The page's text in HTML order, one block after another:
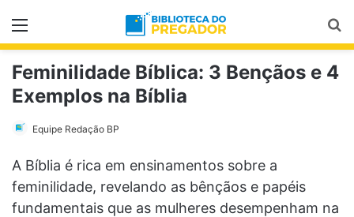
Menu
Feminilidade Bíblica: 3 Bençãos e 4
Exemplos na Bíblia
Equipe Redação BP
A Bíblia é rica em ensinamentos sobre a
feminilidade, revelando as bênçãos e papéis
fundamentais que as mulheres desempenham na